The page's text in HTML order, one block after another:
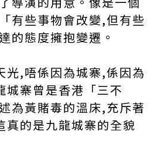
有些事物會改變,但有些
的態度擁抱變遷。
光,唔係因為城寨,係因為
城寨曾是香港「三不
為黃賭毒的溫床,充斥著
真的是九龍城寨的全貌